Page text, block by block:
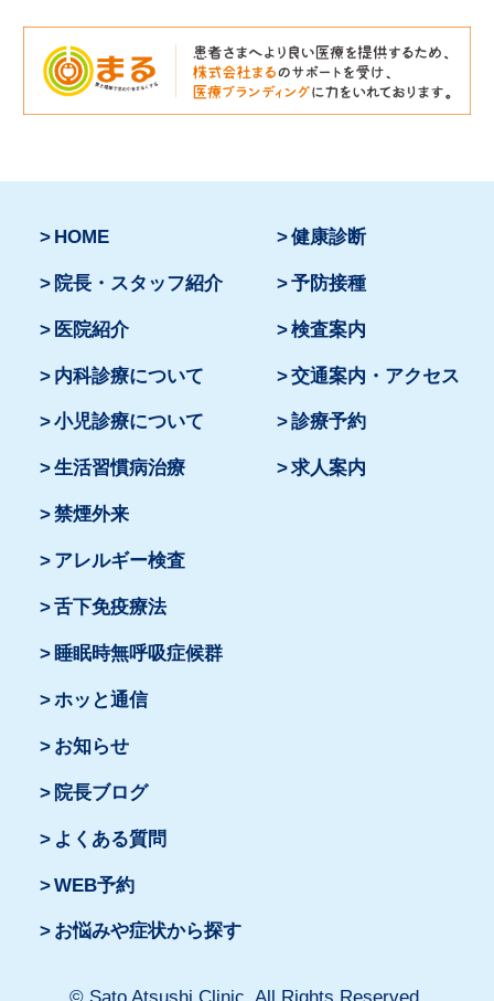
HOME
院長・スタッフ紹介
医院紹介
内科診療について
小児診療について
生活習慣病治療
禁煙外来
アレルギー検査
舌下免疫療法
睡眠時無呼吸症候群
健康診断
予防接種
検査案内
交通案内・アクセス
診療予約
求人案内
ホッと通信
お知らせ
院長ブログ
よくある質問
WEB予約
お悩みや症状から探す